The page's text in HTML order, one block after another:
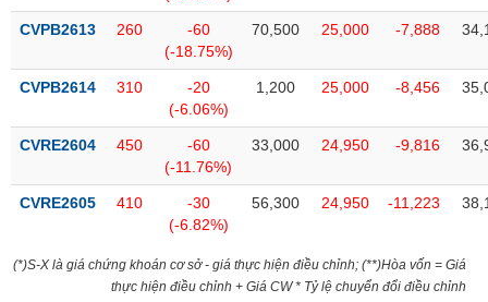
CVPB2613 260
-60
(-18.75%)
70,500 25,000 -7,888
CVPB2614 310
-20
(-6.06%)
1,200 25,000 -8,456
CVRE2604 450
-60
(-11.76%)
33,000 24,950 -9,816
CVRE2605 410
-30
(-6.82%)
56,300 24,950 -11,223
(*)S-X là giá chứng khoán cơ sở - giá thực hiện điều chỉnh; (**)Hòa vốn = Giá
thực hiện điều chỉnh + Giá CW * Tỷ lệ chuyển đổi điều chỉnh